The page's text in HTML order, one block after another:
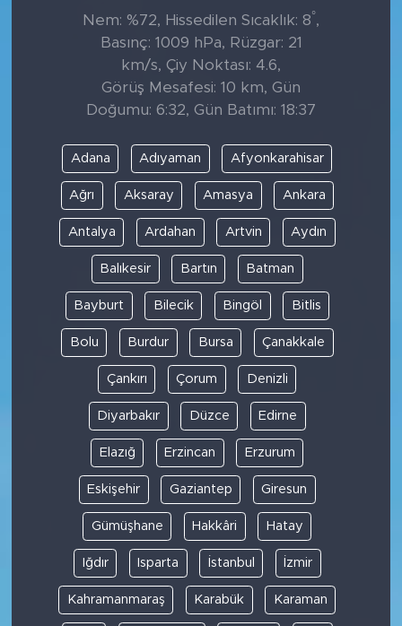
Nem: %72, Hissedilen Sıcaklık: 8°,
Basınç: 1009 hPa, Rüzgar: 21
km/s, Çiy Noktası: 4.6,
Görüş Mesafesi: 10 km, Gün
Doğumu: 6:32, Gün Batımı: 18:37
Adana Adıyaman Afyonkarahisar
Ağrı Aksaray Amasya Ankara
Antalya Ardahan Artvin Aydın
Balıkesir Bartın Batman
Bayburt Bilecik Bingöl Bitlis
Bolu Burdur Bursa Çanakkale
Çankırı Çorum Denizli
Diyarbakır Düzce Edirne
Elazığ Erzincan Erzurum
Eskişehir Gaziantep Giresun
Gümüşhane Hakkâri Hatay
Iğdır Isparta İstanbul İzmir
Kahramanmaraş Karabük Karaman